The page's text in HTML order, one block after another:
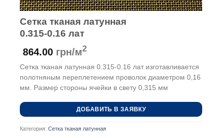
Сетка тканая латунная
0.315-0.16 лат
864.00 грн/м2
Сетка тканая латунная 0.315-0.16 лат изготавливается
полотняным переплетением проволок диаметром 0,16
мм. Размер стороны ячейки в свету 0,315 мм
ДОБАВИТЬ В ЗАЯВКУ
Категория: Сетка тканая латунная